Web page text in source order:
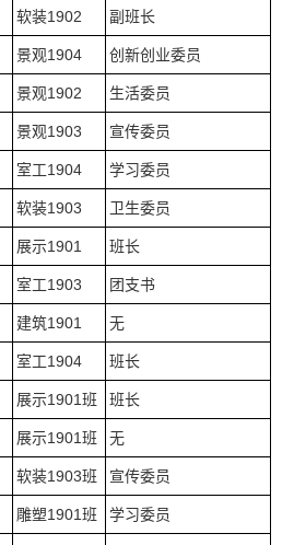
软装1902 副班长
景观1904 创新创业委员
景观1902 生活委员
景观1903 宣传委员
室工1904 学习委员
软装1903 卫生委员
展示1901 班长
室工1903 团支书
建筑1901 无
室工1904 班长
展示1901班 班长
展示1901班 无
软装1903班 宣传委员
雕塑1901班 学习委员